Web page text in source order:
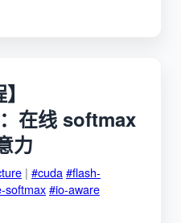
在线 softmax
力
| #cuda#flash-
softmax#io-aware